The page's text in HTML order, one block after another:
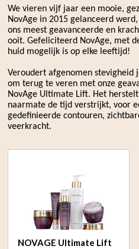
We vieren vijf jaar een mooie,
NovAge in 2015 gelanceerd
ons meest geavanceerde en
ooit. Gefeliciteerd NovAge, met
huid mogelijk is op elke leeftijd!
Veroudert afgenomen stevigheid
om terug te veren met onze
NovAge Ultimate Lift. Het
naarmate de tijd verstrijkt, voor
gedefinieerde contouren,
veerkracht.
NOVAGE Ultimate Lift